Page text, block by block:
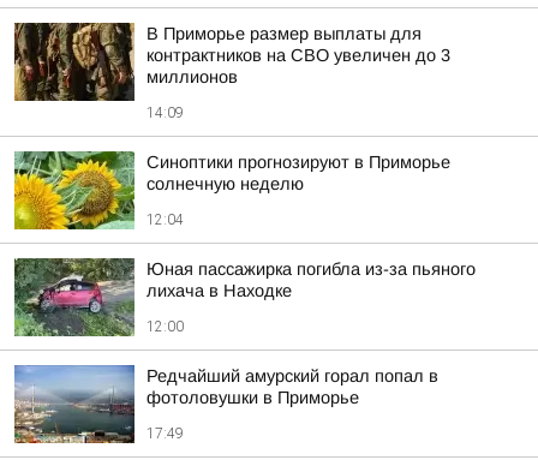
В Приморье размер выплаты для
контрактников на СВО увеличен до 3
миллионов
14:09
Синоптики прогнозируют в Приморье
солнечную неделю
12:04
Юная пассажирка погибла из-за пьяного
лихача в Находке
12:00
Редчайший амурский горал попал в
фотоловушки в Приморье
17:49